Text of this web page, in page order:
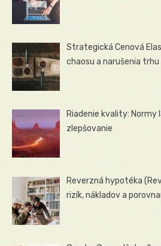
Strategická Cenová
chaosu a narušenia trhu
Riadenie kvality: Normy
zlepšovanie
Reverzná hypotéka
rizík, nákladov a